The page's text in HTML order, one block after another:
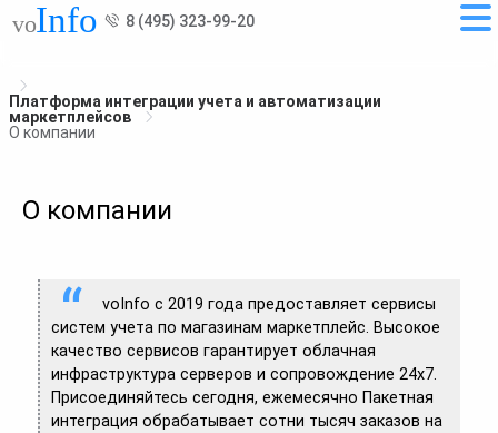
8 (495) 323-99-20
Платформа интеграции учета и автоматизации
маркетплейсов
О компании
О компании
voInfo с 2019 года предоставляет сервисы
систем учета по магазинам маркетплейс. Высокое
качество сервисов гарантирует облачная
инфраструктура серверов и сопровождение 24х7.
Присоединяйтесь сегодня, ежемесячно Пакетная
интеграция обрабатывает сотни тысяч заказов на